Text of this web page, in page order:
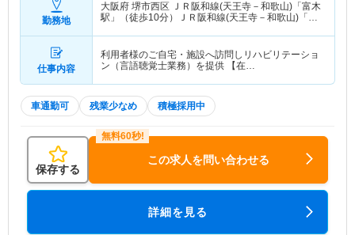
勤務地
大阪府 堺市西区 ＪＲ阪和線(天王寺－和歌山)「富木
駅」（徒歩10分）ＪＲ阪和線(天王寺－和歌山)「鳳
仕事内容
利用者様のご自宅・施設へ訪問しリハビリテーショ
ン（言語聴覚士業務）を提供 【在…
車通勤可 残業少なめ 積極採用中
保存する
この求人を問い合わせる
詳細を見る